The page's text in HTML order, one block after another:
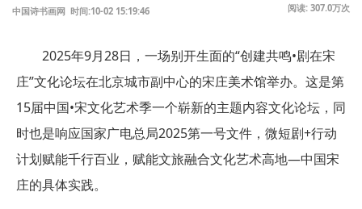
中国诗书画网 时间:10-02 15:19:46 阅读: 307.0万次
2025年9月28日，一场别开生面的“创建共鸣•剧在宋
庄”文化论坛在北京城市副中心的宋庄美术馆举办。这是第
15届中国•宋文化艺术季一个崭新的主题内容文化论坛，同
时也是响应国家广电总局2025第一号文件，微短剧+行动
计划赋能千行百业，赋能文旅融合文化艺术高地—中国宋
庄的具体实践。